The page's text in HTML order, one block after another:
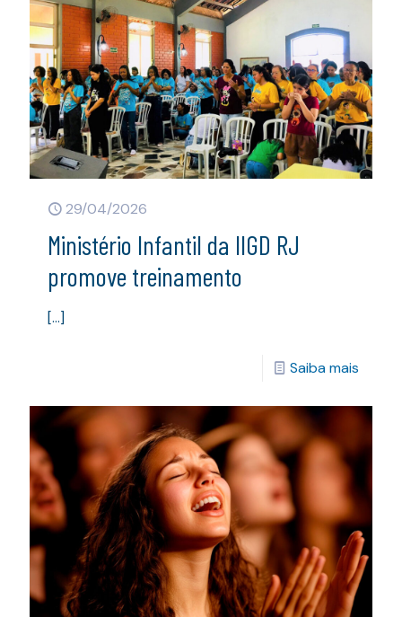
29/04/2026
Ministério Infantil da IIGD RJ
promove treinamento
[…]
Saiba mais